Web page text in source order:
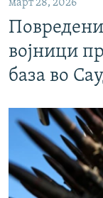
март 28, 2026
војници
база во